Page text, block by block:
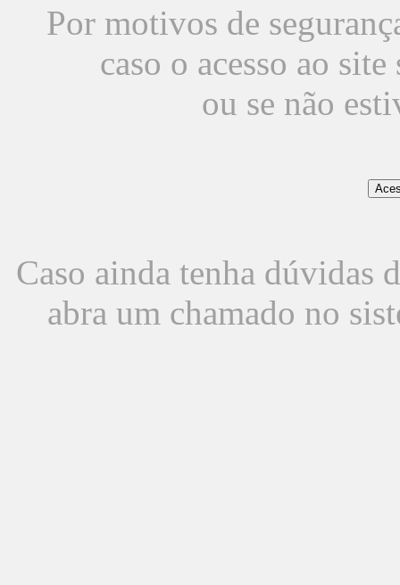
Por motivos de
caso o acesso ao
ou se não
Caso ainda tenha dúvidas
abra um chamado no